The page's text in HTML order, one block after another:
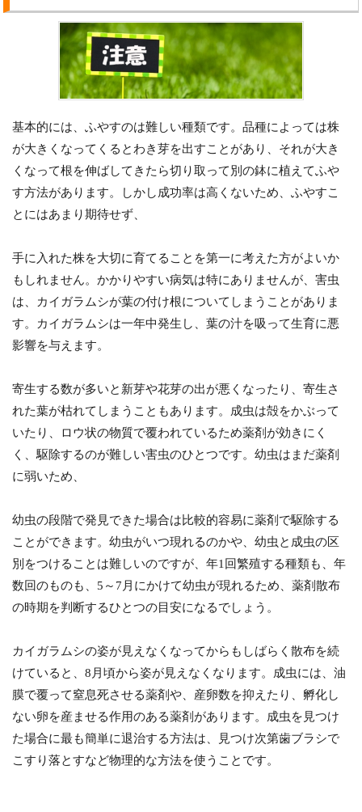
基本的には、ふやすのは難しい種類です。品種によっては株
が大きくなってくるとわき芽を出すことがあり、それが大き
くなって根を伸ばしてきたら切り取って別の鉢に植えてふや
す方法があります。しかし成功率は高くないため、ふやすこ
とにはあまり期待せず、
手に入れた株を大切に育てることを第一に考えた方がよいか
もしれません。かかりやすい病気は特にありませんが、害虫
は、カイガラムシが葉の付け根についてしまうことがありま
す。カイガラムシは一年中発生し、葉の汁を吸って生育に悪
影響を与えます。
寄生する数が多いと新芽や花芽の出が悪くなったり、寄生さ
れた葉が枯れてしまうこともあります。成虫は殻をかぶって
いたり、ロウ状の物質で覆われているため薬剤が効きにく
く、駆除するのが難しい害虫のひとつです。幼虫はまだ薬剤
に弱いため、
幼虫の段階で発見できた場合は比較的容易に薬剤で駆除する
ことができます。幼虫がいつ現れるのかや、幼虫と成虫の区
別をつけることは難しいのですが、年1回繁殖する種類も、年
数回のものも、5～7月にかけて幼虫が現れるため、薬剤散布
の時期を判断するひとつの目安になるでしょう。
カイガラムシの姿が見えなくなってからもしばらく散布を続
けていると、8月頃から姿が見えなくなります。成虫には、油
膜で覆って窒息死させる薬剤や、産卵数を抑えたり、孵化し
ない卵を産ませる作用のある薬剤があります。成虫を見つけ
た場合に最も簡単に退治する方法は、見つけ次第歯ブラシで
こすり落とすなど物理的な方法を使うことです。